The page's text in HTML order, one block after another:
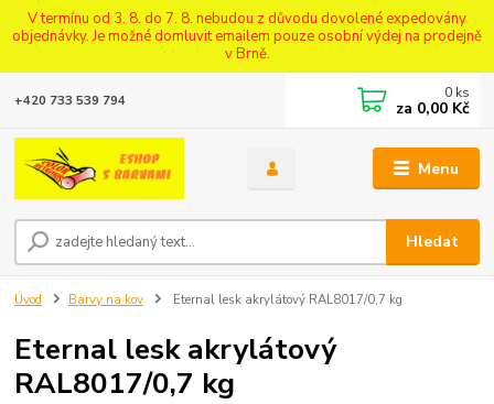
V termínu od 3. 8. do 7. 8. nebudou z důvodu dovolené expedovány
objednávky. Je možné domluvit emailem pouze osobní výdej na prodejně
v Brně.
Menu
Hledat
+420 733 539 794 0 ks
za 0,00 Kč
Úvod Barvy na kov Eternal lesk akrylátový RAL8017/0,7 kg
Eternal lesk akrylátový
RAL8017/0,7 kg